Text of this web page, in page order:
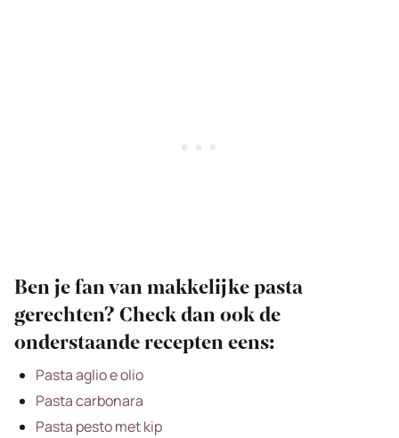
Ben je fan van makkelijke pasta
gerechten? Check dan ook de
onderstaande recepten eens:
Pasta aglio e olio
Pasta carbonara
Pasta pesto met kip